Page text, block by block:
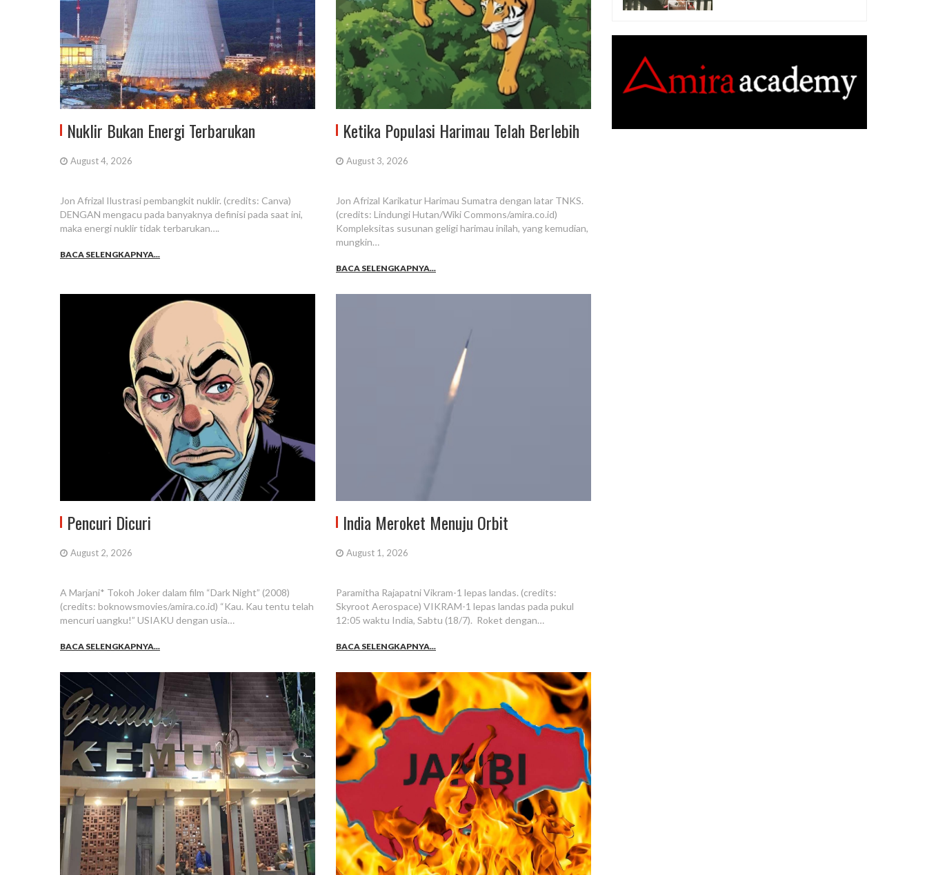
Nuklir Bukan Energi Terbarukan
August 4, 2026
Jon Afrizal Ilustrasi pembangkit nuklir. (credits: Canva)
DENGAN mengacu pada banyaknya definisi pada saat ini,
maka energi nuklir tidak terbarukan….
BACA SELENGKAPNYA...
Ketika Populasi Harimau Telah Berlebih
August 3, 2026
Jon Afrizal Karikatur Harimau Sumatra dengan latar TNKS.
(credits: Lindungi Hutan/Wiki Commons/amira.co.id)
Kompleksitas susunan geligi harimau inilah, yang kemudian,
mungkin…
BACA SELENGKAPNYA...
Pencuri Dicuri
August 2, 2026
A Marjani* Tokoh Joker dalam film “Dark Night” (2008)
(credits: boknowsmovies/amira.co.id) “Kau. Kau tentu telah
mencuri uangku!” USIAKU dengan usia…
BACA SELENGKAPNYA...
India Meroket Menuju Orbit
August 1, 2026
Paramitha Rajapatni Vikram-1 lepas landas. (credits:
Skyroot Aerospace) VIKRAM-1 lepas landas pada pukul
12:05 waktu India, Sabtu (18/7). Roket dengan…
BACA SELENGKAPNYA...